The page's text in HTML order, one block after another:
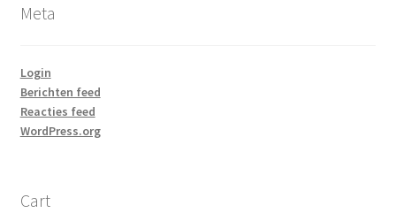
Meta
Login
Berichten feed
Reacties feed
WordPress.org
Cart